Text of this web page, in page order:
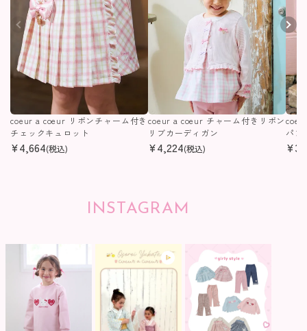
coeur a coeur リボンチャーム付き
チェックキュロット
¥4,664(税込)
coeur a coeur チャーム付きリボン
リブカーディガン
¥4,224(税込)
パン
¥
INSTAGRAM